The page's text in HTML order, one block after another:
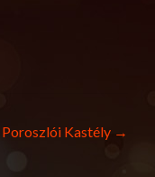
Poroszlói Kastély →